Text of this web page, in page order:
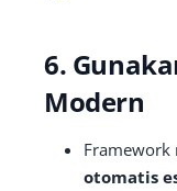
6.
Modern
Framework
otomatis